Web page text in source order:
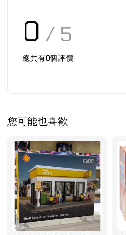
0 / 5
總共有0個評價
您可能也喜歡